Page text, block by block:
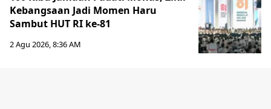
Kebangsaan Jadi Momen Haru
Sambut HUT RI ke-81
2 Agu 2026, 8:36 AM